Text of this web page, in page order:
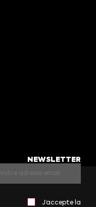
NEWSLETTER
J’accepte la